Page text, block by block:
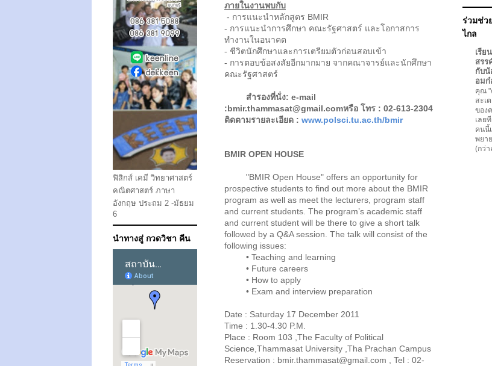
ภายในงานพบกับ
- การแนะนำหลักสูตร BMIR
- การแนะนำการศึกษา คณะรัฐศาสตร์ และโอกาสการ
ทำงานในอนาคต
- ชีวิตนักศึกษาและการเตรียมตัวก่อนสอบเข้า
- การตอบข้อสงสัยอีกมากมาย จากคณาจารย์และนักศึกษา
คณะรัฐศาสตร์
สำรองที่นั่ง: e-mail
:bmir.thammasat@gmail.comหรือ โทร : 02-613-2304
ติดตามรายละเอียด : www.polsci.tu.ac.th/bmir
BMIR OPEN HOUSE
"BMIR Open House" offers an opportunity for
prospective students to find out more about the BMIR
program as well as meet the lecturers, program staff
and current students. The program’s academic staff
and current student will be there to give a short talk
followed by a Q&A session. The talk will consist of the
following issues:
• Teaching and learning
• Future careers
• How to apply
• Exam and interview preparation
Date : Saturday 17 December 2011
Time : 1.30-4.30 P.M.
Place : Room 103 ,The Faculty of Political
Science,Thammasat University ,Tha Prachan Campus
Reservation : bmir.thammasat@gmail.com , Tel : 02-
ฟิสิกส์ เคมี วิทยาศาสตร์
คณิตศาสตร์ ภาษา
อังกฤษ ประถม 2 -มัธยม
6
นำทางสู่ กวดวิชา คีน
ร่วมช่ว
ไกล
เรีย
สรร
กับน้
อมก๋
คุณ "
สะเ
ของ
เลย
คนนี้
พยา
(กว่า